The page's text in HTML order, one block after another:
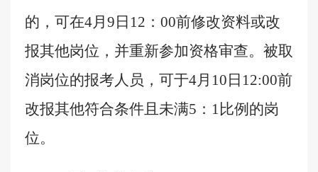
的，可在4月 9 日 12 ： 00前修改资料或改
报其他岗位，并重新参加资格审查。 被取
消岗位的报考人员，可于4月 10 日 12:00前
改报其他符合条件且未满5 ： 1比例的岗
位。